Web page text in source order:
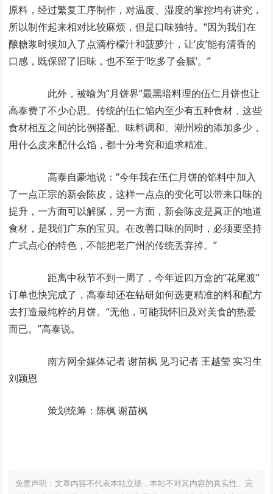
原料，经过繁复工序制作，对温度、湿度的掌控均有讲究，
所以制作起来相对比较麻烦，但是口味独特。“因为我们在
酿糖浆时候加入了点滴柠檬汁和菠萝汁，让‘皮’能有清香的
口感，既保留了旧味，也不至于‘吃多了会腻’。”
此外，被喻为“月饼界”最黑暗料理的伍仁月饼也让
高泰费了不少心思。传统的伍仁馅内至少有五种食材，这些
食材相互之间的比例搭配、味料调和、潮州粉的添加多少，
用什么皮来配什么馅，都十分考究和追求精准。
高泰自豪地说：“今年我在伍仁月饼的馅料中加入
了一点正宗的新会陈皮，这样一点点的变化可以带来口味的
提升，一方面可以解腻，另一方面，新会陈皮是真正的地道
食材，是我们广东的宝贝。在改善口味的同时，必须要坚持
广式点心的特色，不能把老广州的传统丢弃掉。”
距离中秋节不到一周了，今年近四万盒的“花尾渡”
订单也快完成了，高泰却还在钻研如何选更精准的料和配方
去打造最纯粹的月饼。“无他，可能我怀旧及对美食的热爱
而已。”高泰说。
南方网全媒体记者 谢苗枫 见习记者 王越莹 实习生
刘颖恩
策划统筹：陈枫 谢苗枫
免责声明：文章内容不代表本站立场，本站不对其内容的真实性、完